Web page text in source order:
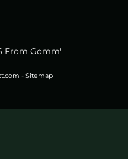
From Gomm'
- Sitemap